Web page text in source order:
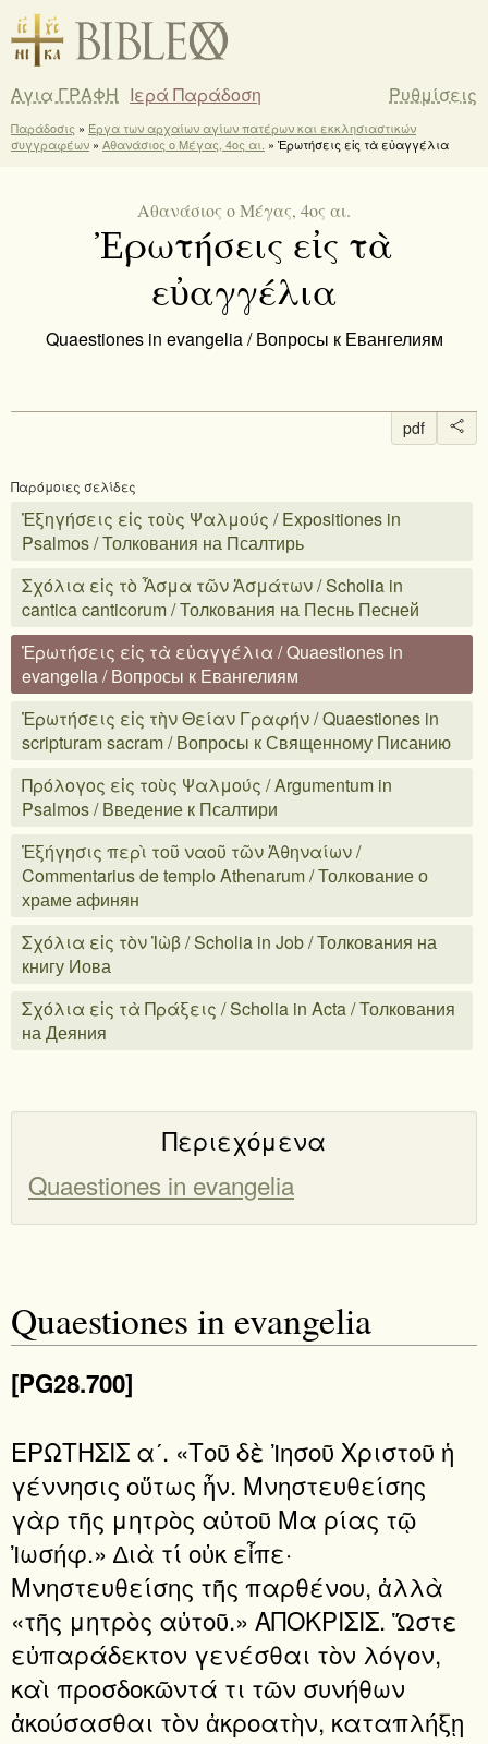
Αγια ΓΡΑΦΗ Ιερά Παράδοση Ρυθμίσεις
Παράδοσις » Έργα των αρχαίων αγίων πατέρων και εκκλησιαστικών
συγγραφέων » Αθανάσιος ο Μέγας, 4ος αι. » Ἐρωτήσεις εἰς τὰ εὐαγγέλια
Αθανάσιος ο Μέγας, 4ος αι.
Ἐρωτήσεις εἰς τὰ
εὐαγγέλια
Quaestiones in evangelia / Вопросы к Евангелиям
pdf
Παρόμοιες σελίδες
Ἐξηγήσεις εἰς τοὺς Ψαλμούς / Expositiones in
Psalmos / Толкования на Псалтирь
Σχόλια εἰς τὸ Ἆσμα τῶν Ἀσμάτων / Scholia in
cantica canticorum / Толкования на Песнь Песней
Ἐρωτήσεις εἰς τὰ εὐαγγέλια / Quaestiones in
evangelia / Вопросы к Евангелиям
Ἐρωτήσεις εἰς τὴν Θείαν Γραφήν / Quaestiones in
scripturam sacram / Вопросы к Священному Писанию
Πρόλογος εἰς τοὺς Ψαλμούς / Argumentum in
Psalmos / Введение к Псалтири
Ἐξήγησις περὶ τοῦ ναοῦ τῶν Ἀθηναίων /
Commentarius de templo Athenarum / Толкование о
храме афинян
Σχόλια εἰς τὸν Ἰὼβ / Scholia in Job / Толкования на
книгу Иова
Σχόλια εἰς τὰ Πράξεις / Scholia in Acta / Толкования
на Деяния
Περιεχόμενα
Quaestiones in evangelia
Quaestiones in evangelia
[PG28.700]
ΕΡΩΤΗΣΙΣ αʹ. «Τοῦ δὲ Ἰησοῦ Χριστοῦ ἡ
γέννησις οὕτως ἦν. Μνηστευθείσης
γὰρ τῆς μητρὸς αὐτοῦ Μα ρίας τῷ
Ἰωσήφ.» ∆ιὰ τί οὐκ εἶπε·
Μνηστευθείσης τῆς παρθένου, ἀλλὰ
«τῆς μητρὸς αὐτοῦ.» ΑΠΟΚΡΙΣΙΣ. Ὥστε
εὐπαράδεκτον γενέσθαι τὸν λόγον,
καὶ προσδοκῶντά τι τῶν συνήθων
ἀκούσασθαι τὸν ἀκροατὴν, καταπλήξῃ